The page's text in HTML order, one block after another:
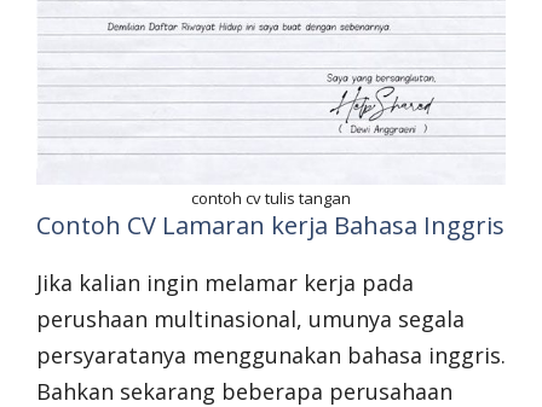
contoh cv tulis tangan
Contoh CV Lamaran kerja Bahasa Inggris
Jika kalian ingin melamar kerja pada
perushaan multinasional, umunya segala
persyaratanya menggunakan bahasa inggris.
Bahkan sekarang beberapa perusahaan